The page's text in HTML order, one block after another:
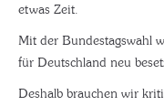
etwas Zeit.
Mit der Bundestagswahl
für Deutschland neu
Deshalb brauchen wir